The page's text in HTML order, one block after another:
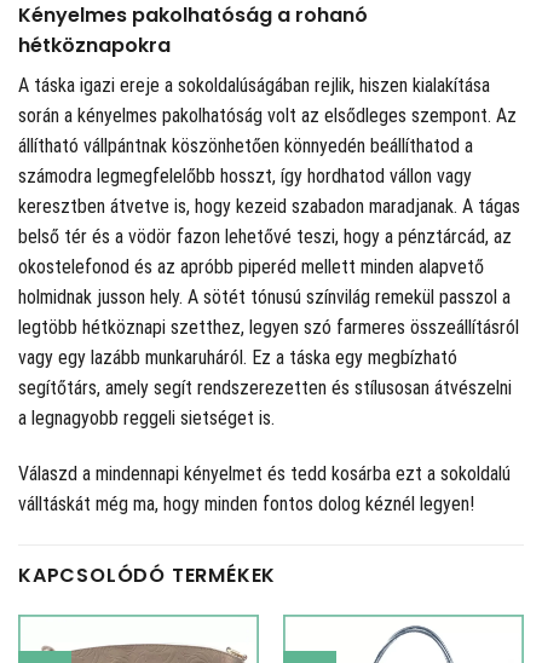
Kényelmes pakolhatóság a rohanó
hétköznapokra
A táska igazi ereje a sokoldalúságában rejlik, hiszen kialakítása
során a kényelmes pakolhatóság volt az elsődleges szempont. Az
állítható vállpántnak köszönhetően könnyedén beállíthatod a
számodra legmegfelelőbb hosszt, így hordhatod vállon vagy
keresztben átvetve is, hogy kezeid szabadon maradjanak. A tágas
belső tér és a vödör fazon lehetővé teszi, hogy a pénztárcád, az
okostelefonod és az apróbb piperéd mellett minden alapvető
holmidnak jusson hely. A sötét tónusú színvilág remekül passzol a
legtöbb hétköznapi szetthez, legyen szó farmeres összeállításról
vagy egy lazább munkaruháról. Ez a táska egy megbízható
segítőtárs, amely segít rendszerezetten és stílusosan átvészelni
a legnagyobb reggeli sietséget is.
Válaszd a mindennapi kényelmet és tedd kosárba ezt a sokoldalú
válltáskát még ma, hogy minden fontos dolog kéznél legyen!
KAPCSOLÓDÓ TERMÉKEK